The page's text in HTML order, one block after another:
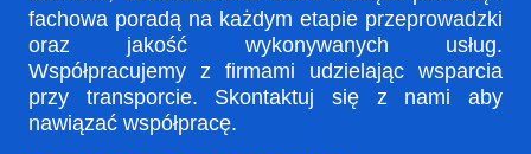
fachowa poradą na każdym etapie przeprowadzki
oraz jakość wykonywanych usług.
Współpracujemy z firmami udzielając wsparcia
przy transporcie. Skontaktuj się z nami aby
nawiązać współpracę.